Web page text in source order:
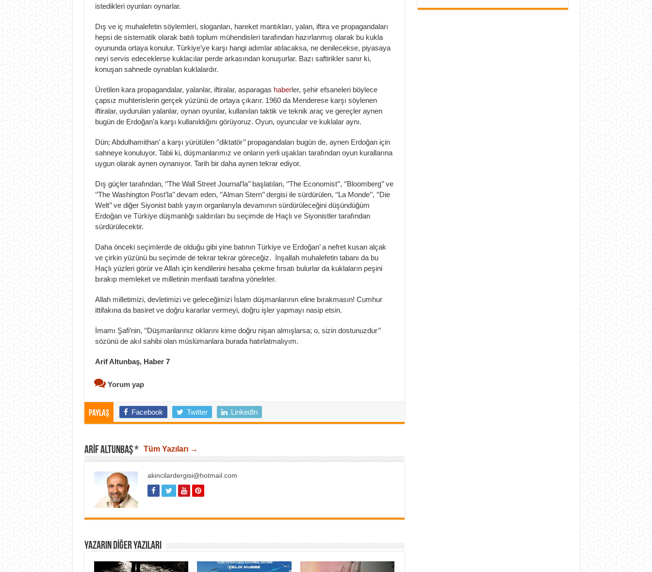
istedikleri oyunları oynarlar.
Dış ve iç muhalefetin söylemleri, sloganları, hareket mantıkları, yalan, iftira ve propagandaları
hepsi de sistematik olarak batılı toplum mühendisleri tarafından hazırlanmış olarak bu kukla
oyununda ortaya konulur. Türkiye’ye karşı hangi adımlar atılacaksa, ne denilecekse, piyasaya
neyi servis edeceklerse kuklacılar perde arkasından konuşurlar. Bazı saftirikler sanır ki,
konuşan sahnede oynatılan kuklalardır.
Üretilen kara propagandalar, yalanlar, iftiralar, asparagas haberler, şehir efsaneleri böylece
çapsız muhterislerin gerçek yüzünü de ortaya çıkarır. 1960 da Menderese karşı söylenen
iftiralar, uydurulan yalanlar, oynan oyunlar, kullanılan taktik ve teknik araç ve gereçler aynen
bugün de Erdoğan’a karşı kullanıldığını görüyoruz. Oyun, oyuncular ve kuklalar aynı.
Dün; Abdulhamithan’ a karşı yürütülen ‘’diktatör’’ propagandaları bugün de, aynen Erdoğan için
sahneye konuluyor. Tabii ki, düşmanlarımız ve onların yerli uşakları tarafından oyun kurallarına
uygun olarak aynen oynanıyor. Tarih bir daha aynen tekrar ediyor.
Dış güçler tarafından, ‘’The Wall Street Journal’la’’ başlatılan, ‘’The Economist’’, ‘’Bloomberg’’ ve
‘’The Washington Post’la’’ devam eden, ‘’Alman Stern’’ dergisi ile sürdürülen, ‘’La Monde’’, ‘’Die
Welt’’ ve diğer Siyonist batılı yayın organlarıyla devamının sürdürüleceğini düşündüğüm
Erdoğan ve Türkiye düşmanlığı saldırıları bu seçimde de Haçlı ve Siyonistler tarafından
sürdürülecektir.
Daha önceki seçimlerde de olduğu gibi yine batının Türkiye ve Erdoğan’ a nefret kusan alçak
ve çirkin yüzünü bu seçimde de tekrar tekrar göreceğiz. İnşallah muhalefetin tabanı da bu
Haçlı yüzleri görür ve Allah için kendilerini hesaba çekme fırsatı bulurlar da kuklaların peşini
bırakıp memleket ve milletinin menfaati tarafına yönelirler.
Allah milletimizi, devletimizi ve geleceğimizi İslam düşmanlarının eline bırakmasın! Cumhur
ittifakına da basiret ve doğru kararlar vermeyi, doğru işler yapmayı nasip etsin.
İmamı Şafi’nin, ‘’Düşmanlarınız oklarını kime doğru nişan almışlarsa; o, sizin dostunuzdur’’
sözünü de akıl sahibi olan müslümanlara burada hatırlatmalıyım.
Arif Altunbaş, Haber 7
Yorum yap
Paylaş Facebook Twitter LinkedIn
ARIF ALTUNBAŞ * Tüm Yazıları →
akincilardergisi@hotmail.com
YAZARIN DIĞER YAZILARI